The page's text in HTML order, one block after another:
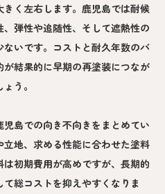
く左右します。鹿児島では耐候
弾性や追随性、そして遮熱性の
いです。コストと耐久年数のバ
結果的に早期の再塗装につなが
う。
島での向き不向きをまとめてい
地、求める性能に合わせた塗料
初期費用が高めですが、長期的
総コストを抑えやすくなりま